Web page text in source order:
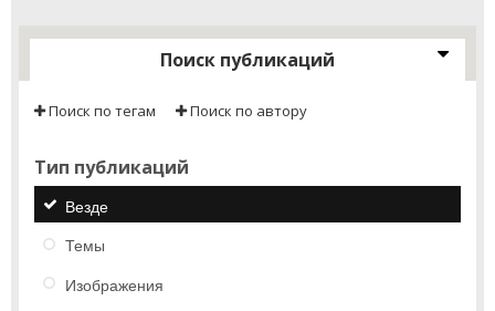
Поиск публикаций
Поиск по тегам Поиск по автору
Тип публикаций
Везде
Темы
Изображения